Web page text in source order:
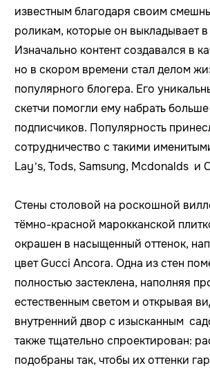
известным благодаря своим
роликам, которые он выкладывает
Изначально контент создавался в
но в скором времени стал делом
популярного блогера. Его
скетчи помогли ему набрать
подписчиков. Популярность
сотрудничество с такими
Lay’s, Tods, Samsung, Mcdonalds и
Стены столовой на роскошной
тёмно-красной марокканской
окрашен в насыщенный оттенок,
цвет Gucci Ancora. Одна из стен
полностью застеклена, наполняя
естественным светом и открывая
внутренний двор с изысканным
также тщательно спроектирован:
подобраны так, чтобы их оттенки